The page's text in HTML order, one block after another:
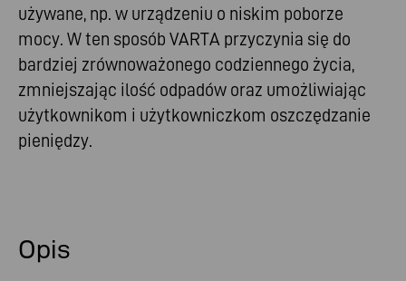
używane, np. w urządzeniu o niskim poborze
mocy. W ten sposób VARTA przyczynia się do
bardziej zrównoważonego codziennego życia,
zmniejszając ilość odpadów oraz umożliwiając
użytkownikom i użytkowniczkom oszczędzanie
pieniędzy.
Opis